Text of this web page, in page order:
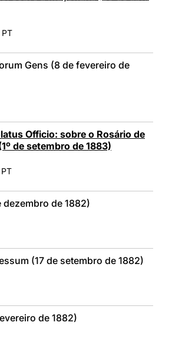
PT
Gens (8 de fevereiro de
Officio: sobre o Rosário de
de setembro de 1883)
PT
de 1882)
(17 de setembro de 1882)
de 1882)